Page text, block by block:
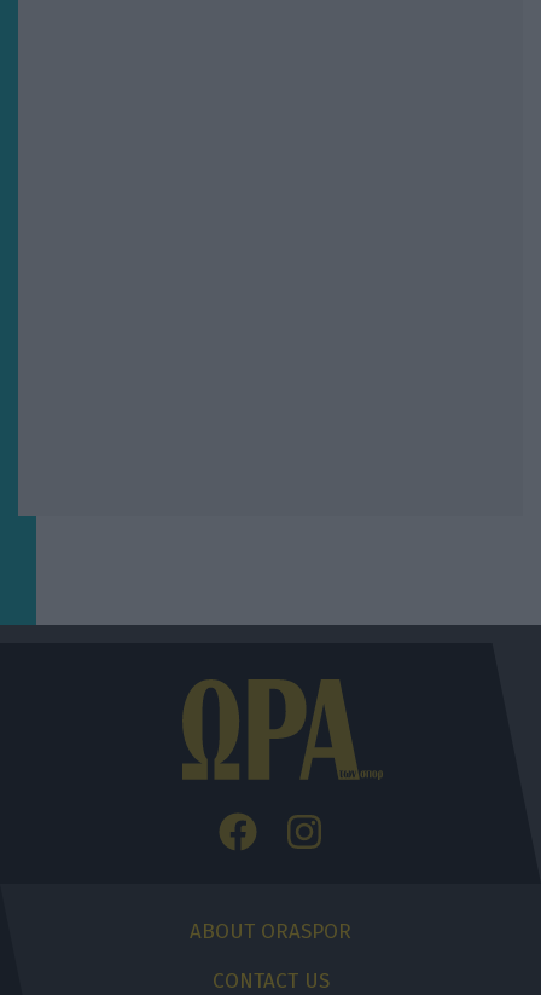
ABOUT ORASPOR
CONTACT US